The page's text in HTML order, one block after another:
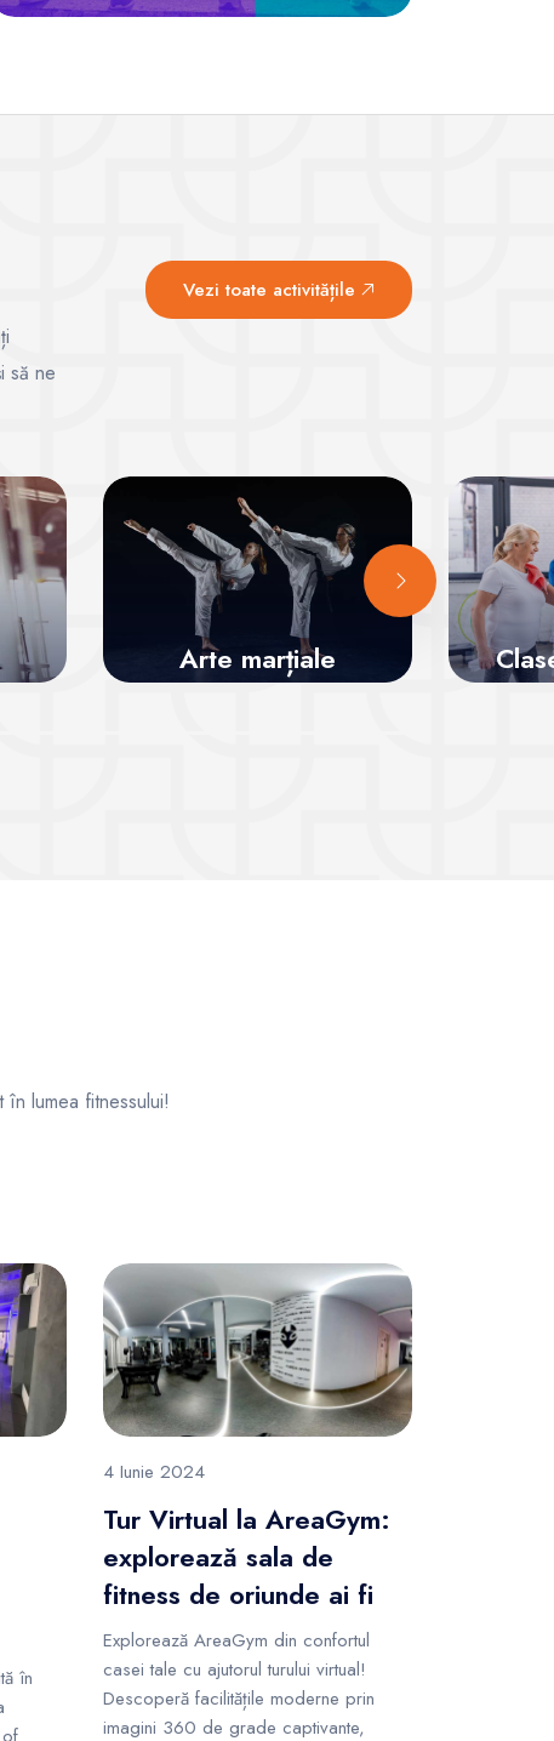
să ne
Vezi toate activitățile
Arte marțiale
lumea fitnessului!
în
4 Iunie 2024
Tur Virtual la AreaGym:
explorează sala de
fitness de oriunde ai fi
Explorează AreaGym din confortul
casei tale cu ajutorul turului virtual!
Descoperă facilitățile moderne prin
imagini 360 de grade captivante,